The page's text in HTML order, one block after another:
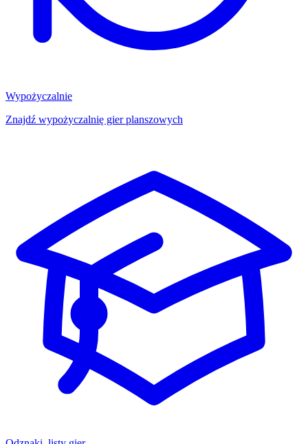
Wypożyczalnie
Znajdź wypożyczalnię gier planszowych